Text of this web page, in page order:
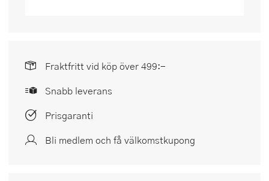
Fraktfritt vid köp över 499:-
Snabb leverans
Prisgaranti
Bli medlem och få välkomstkupong